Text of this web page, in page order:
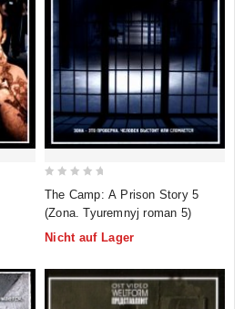
5
The Camp: A Prison Story 5
(Zona. Tyuremnyj roman 5)
Nicht auf Lager